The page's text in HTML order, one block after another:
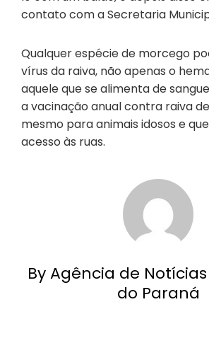
contato com a Secretaria
Qualquer espécie de morcego
vírus da raiva, não apenas o
aquele que se alimenta de
a vacinação anual contra raiva
mesmo para animais idosos e
acesso às ruas.
By Agência de
do Paraná